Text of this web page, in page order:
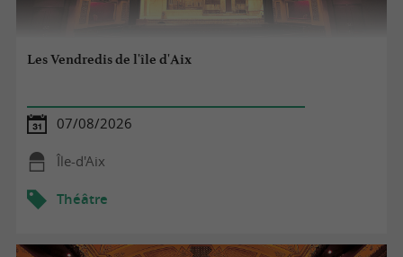
Les Vendredis de l'île d'Aix
07/08/2026
Île-d'Aix
Théâtre